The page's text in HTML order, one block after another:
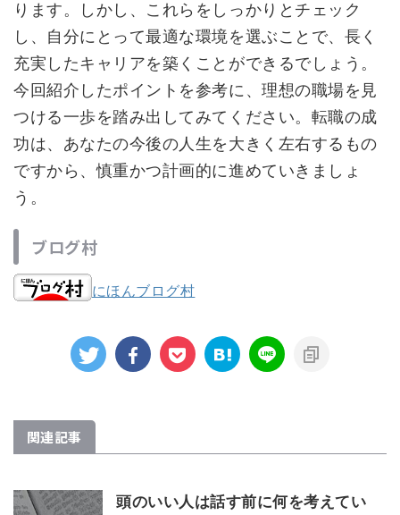
ります。しかし、これらをしっかりとチェック
し、自分にとって最適な環境を選ぶことで、長く
充実したキャリアを築くことができるでしょう。
今回紹介したポイントを参考に、理想の職場を見
つける一歩を踏み出してみてください。転職の成
功は、あなたの今後の人生を大きく左右するもの
ですから、慎重かつ計画的に進めていきましょ
う。
ブログ村
にほんブログ村
関連記事
頭のいい人は話す前に何を考えてい